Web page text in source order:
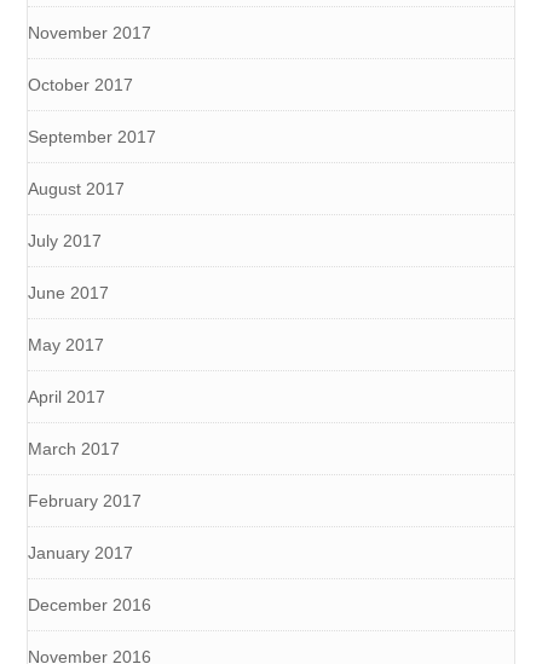
November 2017
October 2017
September 2017
August 2017
July 2017
June 2017
May 2017
April 2017
March 2017
February 2017
January 2017
December 2016
November 2016